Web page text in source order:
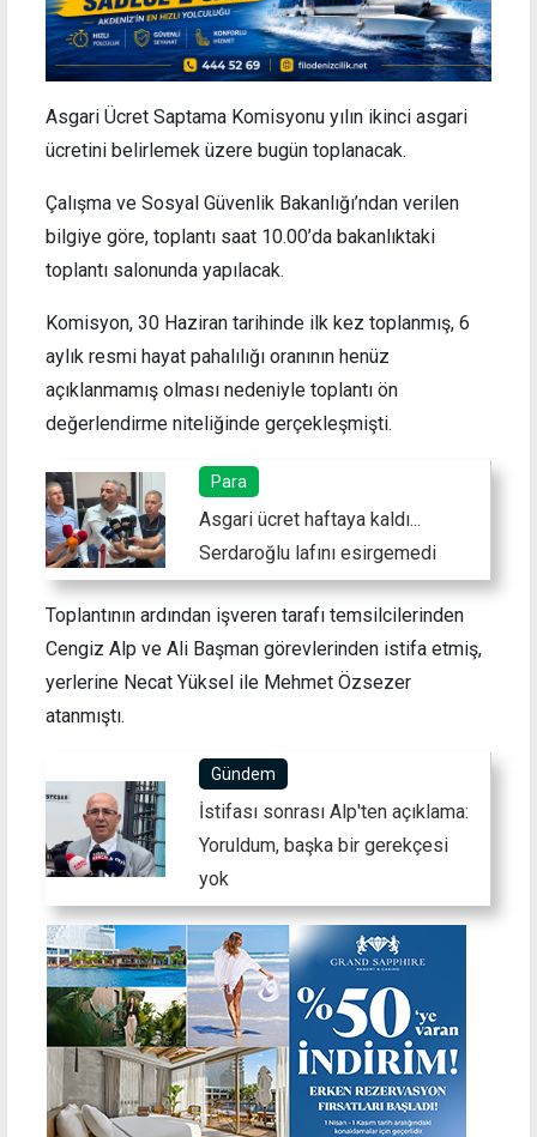
Asgari Ücret Saptama Komisyonu yılın ikinci asgari
ücretini belirlemek üzere bugün toplanacak.
Çalışma ve Sosyal Güvenlik Bakanlığı’ndan verilen
bilgiye göre, toplantı saat 10.00’da bakanlıktaki
toplantı salonunda yapılacak.
Komisyon, 30 Haziran tarihinde ilk kez toplanmış, 6
aylık resmi hayat pahalılığı oranının henüz
açıklanmamış olması nedeniyle toplantı ön
değerlendirme niteliğinde gerçekleşmişti.
Para
Asgari ücret haftaya kaldı...
Serdaroğlu lafını esirgemedi
Toplantının ardından işveren tarafı temsilcilerinden
Cengiz Alp ve Ali Başman görevlerinden istifa etmiş,
yerlerine Necat Yüksel ile Mehmet Özsezer
atanmıştı.
Gündem
İstifası sonrası Alp'ten açıklama:
Yoruldum, başka bir gerekçesi
yok